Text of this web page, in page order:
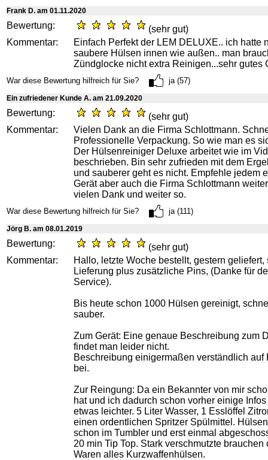
Frank D. am 01.11.2020
Bewertung:
(sehr gut)
Kommentar:
Einfach Perfekt der LEM DELUXE.. ich hatte
saubere Hülsen innen wie außen.. man
Zündglocke nicht extra Reinigen...sehr gutes
War diese Bewertung hilfreich für Sie? ja (57)
Ein zufriedener Kunde A. am 21.09.2020
Bewertung:
(sehr gut)
Kommentar:
Vielen Dank an die Firma Schlottmann.
Professionelle Verpackung. So wie man es
Der Hülsenreiniger Deluxe arbeitet wie im
beschrieben. Bin sehr zufrieden mit dem
und sauberer geht es nicht. Empfehle jedem
Gerät aber auch die Firma Schlottmann
vielen Dank und weiter so.
War diese Bewertung hilfreich für Sie? ja (111)
Jörg B. am 08.01.2019
Bewertung:
(sehr gut)
Kommentar:
Hallo, letzte Woche bestellt, gestern
Lieferung plus zusätzliche Pins, (Danke für
Service).
Bis heute schon 1000 Hülsen gereinigt,
sauber.
Zum Gerät: Eine genaue Beschreibung zum
findet man leider nicht.
Beschreibung einigermaßen verständlich auf
bei.
Zur Reingung: Da ein Bekannter von mir
hat und ich dadurch schon vorher einige
etwas leichter. 5 Liter Wasser, 1 Esslöffel
einen ordentlichen Spritzer Spülmittel.
schon im Tumbler und erst einmal
20 min Tip Top. Stark verschmutzte brauchen
Waren alles Kurzwaffenhülsen.